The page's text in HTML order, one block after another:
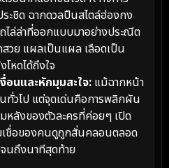
ระชิด ฉากดวลปืนสไตล์ฮ่องกง
ไล่ล่าที่ออกแบบมาอย่างประณีต
สวย แผลเป็นแผล เลือดเป็น
หดได้ถึงใจ
นและหักมุมสะใจ: แม้ฉากหน้า
ทั่วไป แต่จุดเด่นคือการพลิกผัน
หลังของตัวละครที่ค่อยๆ เปิด
เชื่อของคนดูถูกสั่นคลอนตลอด
จนถึงนาทีสุดท้าย